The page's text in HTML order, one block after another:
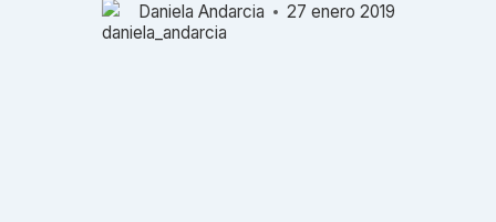
Daniela Andarcia 27 enero 2019